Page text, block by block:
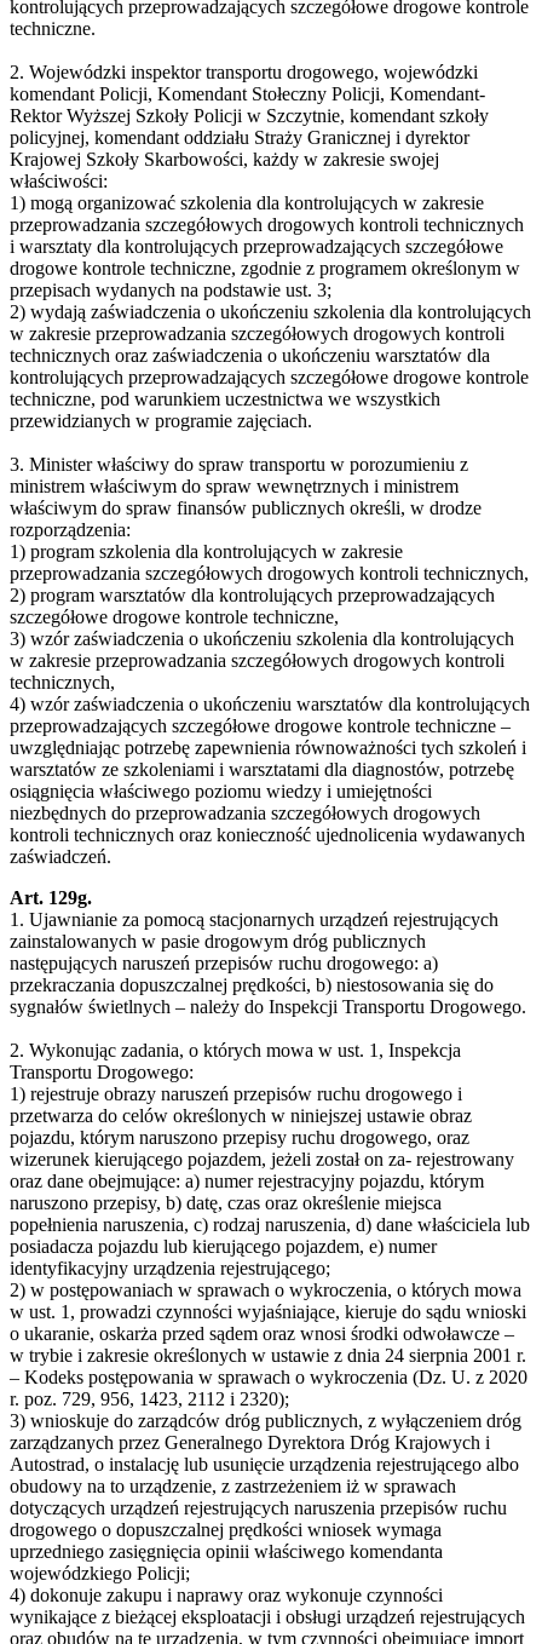
kontrolujących przeprowadzających szczegółowe drogowe kontrole
techniczne.
2. Wojewódzki inspektor transportu drogowego, wojewódzki
komendant Policji, Komendant Stołeczny Policji, Komendant-
Rektor Wyższej Szkoły Policji w Szczytnie, komendant szkoły
policyjnej, komendant oddziału Straży Granicznej i dyrektor
Krajowej Szkoły Skarbowości, każdy w zakresie swojej
właściwości:
1) mogą organizować szkolenia dla kontrolujących w zakresie
przeprowadzania szczegółowych drogowych kontroli technicznych
i warsztaty dla kontrolujących przeprowadzających szczegółowe
drogowe kontrole techniczne, zgodnie z programem określonym w
przepisach wydanych na podstawie ust. 3;
2) wydają zaświadczenia o ukończeniu szkolenia dla kontrolujących
w zakresie przeprowadzania szczegółowych drogowych kontroli
technicznych oraz zaświadczenia o ukończeniu warsztatów dla
kontrolujących przeprowadzających szczegółowe drogowe kontrole
techniczne, pod warunkiem uczestnictwa we wszystkich
przewidzianych w programie zajęciach.
3. Minister właściwy do spraw transportu w porozumieniu z
ministrem właściwym do spraw wewnętrznych i ministrem
właściwym do spraw finansów publicznych określi, w drodze
rozporządzenia:
1) program szkolenia dla kontrolujących w zakresie
przeprowadzania szczegółowych drogowych kontroli technicznych,
2) program warsztatów dla kontrolujących przeprowadzających
szczegółowe drogowe kontrole techniczne,
3) wzór zaświadczenia o ukończeniu szkolenia dla kontrolujących
w zakresie przeprowadzania szczegółowych drogowych kontroli
technicznych,
4) wzór zaświadczenia o ukończeniu warsztatów dla kontrolujących
przeprowadzających szczegółowe drogowe kontrole techniczne –
uwzględniając potrzebę zapewnienia równoważności tych szkoleń i
warsztatów ze szkoleniami i warsztatami dla diagnostów, potrzebę
osiągnięcia właściwego poziomu wiedzy i umiejętności
niezbędnych do przeprowadzania szczegółowych drogowych
kontroli technicznych oraz konieczność ujednolicenia wydawanych
zaświadczeń.
Art. 129g.
1. Ujawnianie za pomocą stacjonarnych urządzeń rejestrujących
zainstalowanych w pasie drogowym dróg publicznych
następujących naruszeń przepisów ruchu drogowego: a)
przekraczania dopuszczalnej prędkości, b) niestosowania się do
sygnałów świetlnych – należy do Inspekcji Transportu Drogowego.
2. Wykonując zadania, o których mowa w ust. 1, Inspekcja
Transportu Drogowego:
1) rejestruje obrazy naruszeń przepisów ruchu drogowego i
przetwarza do celów określonych w niniejszej ustawie obraz
pojazdu, którym naruszono przepisy ruchu drogowego, oraz
wizerunek kierującego pojazdem, jeżeli został on za- rejestrowany
oraz dane obejmujące: a) numer rejestracyjny pojazdu, którym
naruszono przepisy, b) datę, czas oraz określenie miejsca
popełnienia naruszenia, c) rodzaj naruszenia, d) dane właściciela lub
posiadacza pojazdu lub kierującego pojazdem, e) numer
identyfikacyjny urządzenia rejestrującego;
2) w postępowaniach w sprawach o wykroczenia, o których mowa
w ust. 1, prowadzi czynności wyjaśniające, kieruje do sądu wnioski
o ukaranie, oskarża przed sądem oraz wnosi środki odwoławcze –
w trybie i zakresie określonych w ustawie z dnia 24 sierpnia 2001 r.
– Kodeks postępowania w sprawach o wykroczenia (Dz. U. z 2020
r. poz. 729, 956, 1423, 2112 i 2320);
3) wnioskuje do zarządców dróg publicznych, z wyłączeniem dróg
zarządzanych przez Generalnego Dyrektora Dróg Krajowych i
Autostrad, o instalację lub usunięcie urządzenia rejestrującego albo
obudowy na to urządzenie, z zastrzeżeniem iż w sprawach
dotyczących urządzeń rejestrujących naruszenia przepisów ruchu
drogowego o dopuszczalnej prędkości wniosek wymaga
uprzedniego zasięgnięcia opinii właściwego komendanta
wojewódzkiego Policji;
4) dokonuje zakupu i naprawy oraz wykonuje czynności
wynikające z bieżącej eksploatacji i obsługi urządzeń rejestrujących
oraz obudów na te urządzenia, w tym czynności obejmujące import